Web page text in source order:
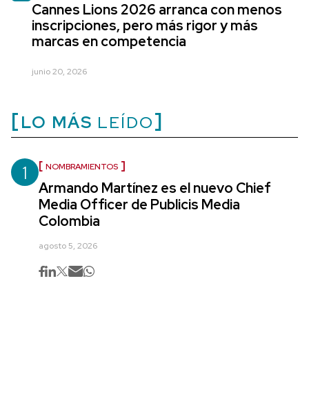
Cannes Lions 2026 arranca con menos
inscripciones, pero más rigor y más
marcas en competencia
junio 20, 2026
LO MÁS LEÍDO
1 NOMBRAMIENTOS
Armando Martínez es el nuevo Chief
Media Officer de Publicis Media
Colombia
agosto 5, 2026